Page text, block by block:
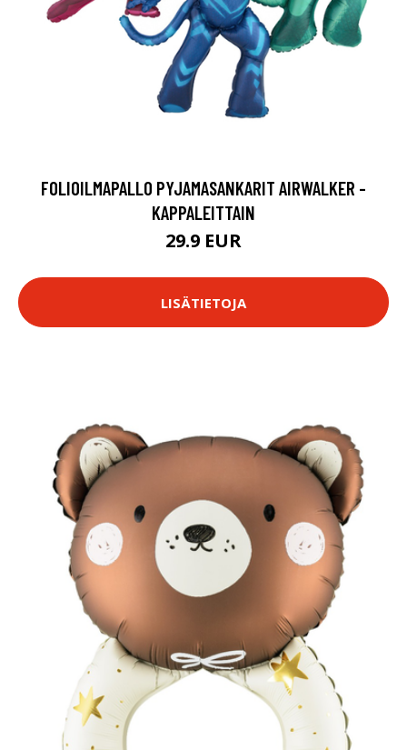
FOLIOILMAPALLO PYJAMASANKARIT AIRWALKER -
KAPPALEITTAIN
29.9 EUR
LISÄTIETOJA